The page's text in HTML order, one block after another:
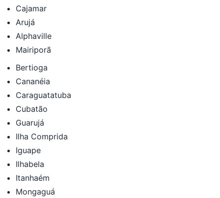
Cajamar
Arujá
Alphaville
Mairiporã
Bertioga
Cananéia
Caraguatatuba
Cubatão
Guarujá
Ilha Comprida
Iguape
Ilhabela
Itanhaém
Mongaguá